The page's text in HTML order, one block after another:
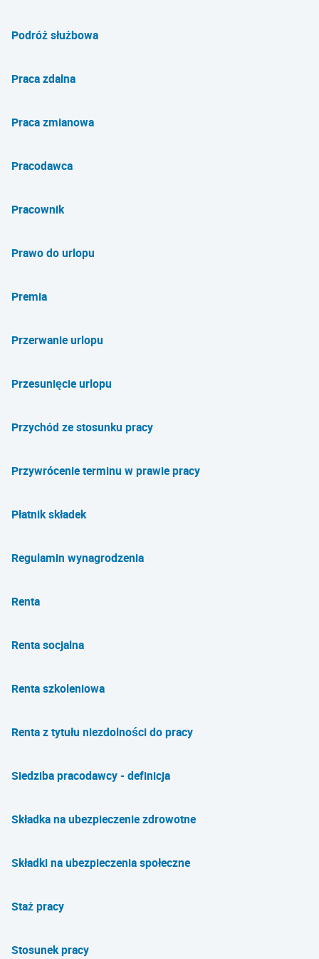
Podróż służbowa
Praca zdalna
Praca zmianowa
Pracodawca
Pracownik
Prawo do urlopu
Premia
Przerwanie urlopu
Przesunięcie urlopu
Przychód ze stosunku pracy
Przywrócenie terminu w prawie pracy
Płatnik składek
Regulamin wynagrodzenia
Renta
Renta socjalna
Renta szkoleniowa
Renta z tytułu niezdolności do pracy
Siedziba pracodawcy - definicja
Składka na ubezpieczenie zdrowotne
Składki na ubezpieczenia społeczne
Staż pracy
Stosunek pracy